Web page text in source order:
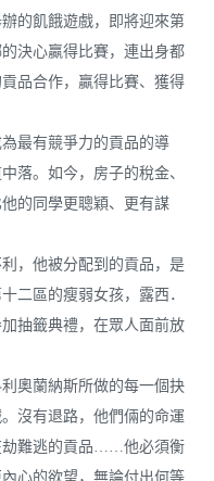
的飢餓遊戲，即將迎來第
決心贏得比賽，連出身都
品合作，贏得比賽、獲得
最有競爭力的貢品的導
落。如今，房子的稅金、
的同學更聰穎、更有謀
，他被分配到的貢品，是
二區的瘦弱女孩，露西．
抽籤典禮，在眾人面前放
奧蘭納斯所做的每一個抉
沒有退路，他們倆的命運
劫難逃的貢品……他必須衡
心的欲望，無論付出何等